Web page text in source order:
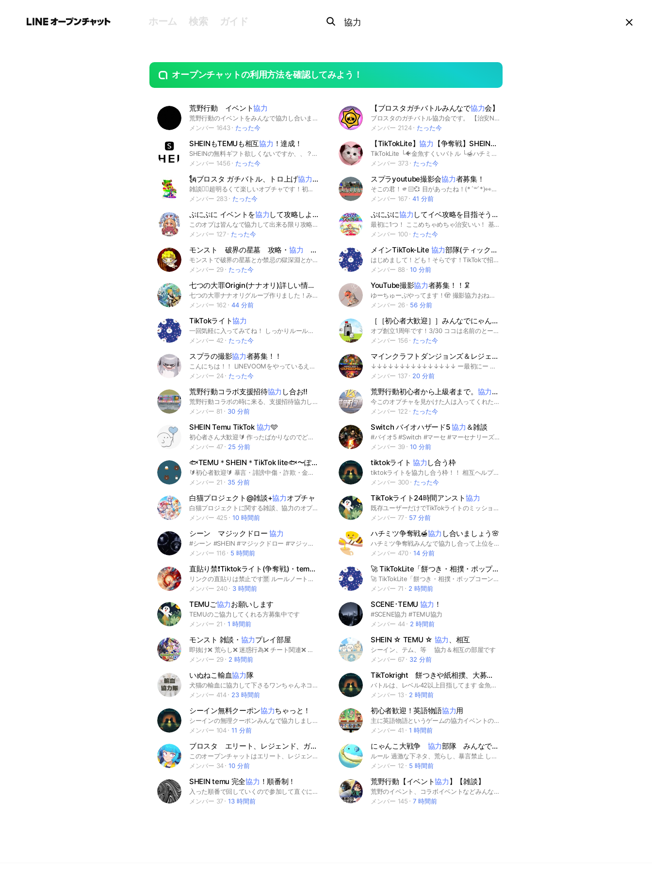
ホーム 検索 ガイド
OpenChats
or
search
area
オープンチャットの利用方法を確認してみよう！
荒野行動 イベント協力
荒野行動のイベントをみんなで協力し合いましょう。 暴言や連投などの迷惑行為はお控えください。
メンバー 1643
たった今
【ブロスタガチバトルみんなで協力会】
ブロスタのガチバトル協力会です。 【治安No.1】マスター100名ほどいますのでキャリーして欲しい方はこちらのオープンチャットへ‼️ 2024年3月設立 2024年11月200人突破 2025年2月400人突破 2025年6月24日500人突破 2025年7月10日700人突破 2025年8月23日800人突破 2025年9月10日900人突破 2025年10月13日1000人突破 2026年3月10日1600人突破
メンバー 2124
たった今
SHEINもTEMUも相互協力 ！達成！
SHEINの無料ギフト欲しくないですか、、？？？ でも共有出来る友達がいない、、 あと少しなのにいつも達成できない、、 その悩み、このオプに入って解決しましょ！！ 皆さんが気持ちよく無料ギフトを貰うために協力してください🙌🏻 ̖́-‬
メンバー 1456
たった今
【TikTokLite】協力 【争奪戦】SHEIN・TEMU
TikTokLite └🐠金魚すくいバトル └🍯ハチミツ争奪戦 他、協力取引オプです。 #tiktoklite #TikTokLite #ティックトックライト #金魚すくいバトル #金魚 #金魚すくい #ハチミツ争奪戦 #ハチミツ #争奪戦 #スターポット #クッキー #SHIEN #TEMU #シーン #テム #ポイ活 #ぽい活 #相互 #協力 #取引 #相互協力 #協力者募集 #募集 #paypay #PayPay #ペイペイ
メンバー 373
たった今
🗽ブロスタ ガチバトル、トロ上げ協力🗽
雑談🙆‍♂️超明るくて楽しいオプチャです！初心者さん🔰〜上級者さん🤫誰でも歓迎🔥500人目標🥳🥳🥳 トプラン、マスターなどさまざまな人がいます！🥸🤩🥳トロ上げガチバ協力してガチっていきましょう！🙌🙌 マジでみんな優しいので立ち寄ってみて！ 副官は管理人と副管理人で審査して募集します！ 入ってきたら挨拶してね〜！暖かいお出迎えが待っております🤩 ブロスタのことでもオプのことでもわからないことがあればどんどん質問してください！ 350人目標です！人数増えるごとに副官増やしてます！信頼してる人とか条件はあるけどとにかくenjoy！！ #ブロスタ #トロ上げ #ガチバトル #盾作り #即抜け🙅‍♀️ #雑談 #初心者 #オプイベント #クラブ #固定 #ライト #400人目標 #トップランカー #トロ #協力 #フレンド #フレバト #レジェ帯 #マスター帯#治安最高 #優しい #ライブトーク
メンバー 283
たった今
スプラyoutube撮影会協力者募集！
そこの君！🫵🏻💞 目があったね！(*´꒳`*)👀💗 見つけてくれありがとう！🫶🏻 __________________________ 改めまして、こんちゃ！！ 管理者のゆぁです！！(≧∀≦)😖💞 このオプチャではyoutube、LINEVOOMの撮影に協力してほしくて オプチャを作ったよぉぉ！(´･ω･`)💞 もちろん、撮影以外でもワイワイ盛り上がってます！！ 盛り上がりすぎて逆にやばい🙄👊🏻 ルールはオプの大事なノートを見てくださいっ！てか、絶対ね？🫵🏻💞 チーム募集もしてるので、 興味がある人は入って来てねっ😉💗 可愛い子や面白い子など、 個性豊かなのでめちゃくちゃ賑やかだよぅ💘😖 ほぼ、昼も夜もこのオプ、 めっちゃ話してるからつーち溜まり具合 やばいかもっ🙄 １００件はよゅーで超える！😆💞 つーちたまって親バレしそうって子は、 つーちオフに入るのがおすすめっだゾッ！😝✌🏻💗 注意⚠️！ ＊初期アイコンは荒らしなど、注意人物と見ます！ ここまで見てくれたの！？ ありがとすぎる😖💞 ２０２５-１１/８ 創立 ２０２５-１１/３０ 10人達成！！ ２０２５-１２/２６ 20人達成！！ ２０２６-１/２４ 30人達成！！ ２０２６-２/５ 40人達成！！ ２０２６-２/１８ 50人達成！！ ２０２６-３/１６ 60人達成！！ ２０２６-３/２５ 70人達成！！ ２０２６-４/２ 80人達成！！ ２０２６-４/４ 90人達成！！ ２０２６-４/１４ 100人達成！！ ２０２６-５/７ 110人達成！！ ２０２６-７/１２ 120人達成！！ ２０２６-７/２１ 130人達成！！ ２０２６-７/２４ 140人達成！！ ２０２６-７/２９ 150人達成！！ ２０２６-８/３ 160人達成！！ ２０２６-８/６ 170人達成！！ ______________________________ #スプラ #スプラ3 #スプラトゥーン #バグ #ラグ #バグラグ #雰囲気 #撮影 #撮影会 #いつメン #チーム #タイマン #コラボ #コラさつ #写真撮影 #写真 #youtube #LINEVOOM #撮影協力者募集 #絡み募集
メンバー 167
41 分前
ぷにぷに イベントを協力 して攻略しよう！(助け合い場所)
このオプは皆んなで協力して出来る限り攻略して行こうっていう感じのオプだよ。 即乞食禁止です。 お助けなどは基本的に予約制で、お助けしてないのにお助けを求めるのはやめましょう 基本的にはルール守っていただければ自由です。 皆んなで楽しくやっていきましょう！ 初心者歓迎🔰ルールはノートにあります #ぷにぷに#雑談#おはごる#お助け#妖怪ウォッチぷにぷに#コラボ#お助け#金銭関係
メンバー 127
たった今
ぷにぷに協力 してイベ攻略を目指そう！お助け、雑談
最初に1つ！ ここめちゃめちゃ治安いい！ 基本的にはぷにぷにのお助けや雑談、日常的な会話などをするオプです。 入ったらすぐ大事なノートを見てください。お助けしてもらいたい人はお助けしてからして欲しいのと入って1日目は控えて欲しいです。 Lv4までは乞食してもいいですが、Lv5以上は予約などが必要です。 チーター❌荒らし❌代行❌ チート使用者や代行利用者は入ってもすぐばれるのでこないことをおすすめします。来たら蹴ります。 みんなが気持ちよく過ごせるオプにする為にご協力よろしくお願いします。
メンバー 100
たった今
モンスト 破界の星墓 攻略・ 協力
モンストで破界の星墓とか禁忌の獄深淵とか！マルチで協力プレイしよう！ ラキリザの奢りあるかも！？ ⚠️このオプにはポメラニアンが沢山湧きます #モンスト #禁忌の獄 #破界の星墓 #天魔の弧城 #黎絶 #マルチプレイ
メンバー 29
たった今
メインTikTok-Lite 協力部隊(ティックトック-ライト)
はじめまして！ども！そらです！TikTokで招待イベｵｱイベントやりたくないですか？ ううん、TikTokライトで、ご飯を食べたい！できます！ TikTok入れてない人大歓迎★入れてる人も協力部隊に入りましょう(？) そこの君！お願い入って(´；ω；｀) #TikTok #ティックトック
メンバー 88
10 分前
七つの大罪Origin(ナナオリ)詳しい情報〜マルチバトル 協力
七つの大罪ナナオリグループ作りました！みんなと仲良くして協力して楽しくやって行きましょう♪ 詳しい情報早く〜完全攻略共有 わいわい協力しながら🤝探索やマルチバトル❗️ 初心者🔰〜上手い人まで募集中！ フレンド募集中‼️ #七つの大罪 #Origin #ナナオリ#七つの大罪Origin #ナナツノタイザイ#ゲーム#七つの大罪好きと繋がりたい #アニメ#雑談
メンバー 162
44 分前
YouTube撮影協力者募集！！🦑
ゆーちゅーぶやってます！🫣‪ 撮影協力おねがいしますっっ えんじょい系撮りたいです！！ 🌀行為👇🏻 ・すたれん ・しもねた ・人が気づつく様な事を言う人 ・せんでん目的 ・そくぬけ ・無言抜け 〰️〰️〰️〰️〰️〰️〰️〰️〰️〰️〰️〰️〰️〰️ こーゆーことをしなけりゃ大体〇です 最後までみてくれてありがとう！！ 入ってくれるとうれしいです🫵🏻 〰️〰️〰️〰️〰️〰️〰️〰️〰️〰️〰️〰️ 『自己紹介』 名前 まょ（偽名） 学年 中1 趣味 すぷら 得意武器 ちゃー系 住み 東京 Tag🏷𓈒𓏸︎ #YouTube #まょYouTube #まょ民 #らいんぶーむ #すぷら #すぷらとぅーん #まいんくらふと #あつもり
メンバー 26
56 分前
TikTokライト協力
一回気軽に入ってみてね！ しっかりルール守れる人のみ みんなで協力して頑張ろう！
メンバー 42
たった今
［［初心者大歓迎］］みんなでにゃんこ
オプ創立1周年です！3/30 ココは名前のとーり「にゃんこ大戦争」の攻略やステージクリアなどなど協力し合うオプです！ ネコでも初心者でもだれでも大歓迎！ 初対面でもタメ口でいいのでなんでも聞いてください！ ガチャの神引き報告など待ってます！ #にゃんこ #にゃんこ大戦争
メンバー 156
たった今
スプラの撮影協力者募集！！
こんにちは！！ LINEVOOMをやっているえむです！ ここではオプに入ってくれたみんなに 撮影協力してもらいます!! たまにはみんなで遊んだり それで 撮った写真を編集して （テンプレですけどね💦） LINEVOOMに投稿します！ 流れはわかったかな？ こんな感じでやっていくので よろしくね!! 即抜けしたら許さない🫵🏻😤 抜けるときは撮影してから‼️ ここまで見てくれたら入ってくれるよね!! #スプラ #すぷら #すぷら写真 #撮影 #ひれお #スプラ写真
メンバー 24
たった今
マインクラフトダンジョンズ＆レジェンズ
↓↓↓↓↓↓↓↓↓↓↓↓↓↓↓ ー最初にー ここを開いていただきありがとうございます🙏🏻‪‪ ̖́- ここはマインクラフトダンジョンズの協力＆雑談をメインとする、愉快なマイダンプレイヤー達が集うオープンチャットです！別ゲーの話題もできるサブトークルームも用意してあるので是非！ ーオプ初心者も是非！ー オープンチャット自体が初めての方も是非ご参加ください～ ノートの閲覧＆投稿方法、サブトークルームへの移行方法、その他諸々遠慮せず聞いてくださいね！ 悪口・暴言でなければタメ口でも全然OKです！ ーQ＆Aー ここにはマイダン初心者～上級者まで幅広い層のプレイヤーが集まっています！ 初心者さん [マイダン始めたてだから、装備も弱いし足でまといにならないかな...マルチプレイのやり方もわからないし...] 大丈夫です！攻略の仕方は上級者の方が説明してくれたり、お手伝いしてもらうことも可能です！みんなで楽しめるプレイングがオープンチャットの良いところです！マルチプレイ方法は大事なノートに記載してあるので、参加したら是非ご覧ください！ 上級者さん [強い装備も手に入れたし、することないな...マルチプレイも飽きてきたし、今更入るってのも...] 大丈夫です！このオプには同じような上級者が沢山いるので、日々新しいビルドを考察したり、初心者向けに攻略チャートの組み立て、エンチャントのオススメをしています！また、高難易度チャレンジの縛りプレイも良いかもしれませんね～参加して、是非募集をかけて挑んでみてください！ また、ここではマインクラフト、マインクラフトレジェンズ、スプラトゥーン3などの雑談＆募集もサブトークルームでしています！その募集参加目当てでも是非！ ーこのオプの特徴ー ここではBot君に自分のマイクロソフトID(ゲーマータグ)を随時出させることができます！詳しいことは大事なノートからご確認ください～ 詳しいルールなども書いてます！ #マインクラフトダンジョンズ #マイダン #マイクラ #マインクラフトレジェンズ #マイレジェ #スプラトゥーン3
メンバー 137
20 分前
荒野行動コラボ支援招待協力 し合お‼️
荒野行動コラボの時に来る、支援招待協力し合ってアイテム手に入れれる用に協力し合うオープンチャットです
メンバー 81
30 分前
荒野行動初心者から上級者まで。 協力してプレイしよう
今このオプチャを見かけた人は入ってくれたら嬉しいな 入ってすぐにイベントなどの招待するのは❌ 3日くらい経ってからにしてね。 それができないならこのオプチャに入ってもらわなくて結構だしすぐ招待したら抜けさせるよ ここは荒野行動を男女仲良く、初心者から上級者まで楽しむためにつくったオプチャだよ 暴言、荒らし、悪口、さらし、即抜け、アカウント売買、貸し借りなどの迷惑行為はやめてね。 みんなで仲良く荒野行動 Let's play #荒野行動 #スマホ版#Switch版 #仲良く #ゲーム #男子#女子#男女 #初心者#中級者#上級者 #プレイ #協力 #協力プレイ #雑談 #即入りイベント招待なし
メンバー 122
たった今
SHEIN Temu TikTok 協力🩵
初心者さん大歓迎🔰 作ったばかりなのでどんどん 参加してください🩵 みなさんで協力し合いましょう🫶 #相互 #Temu #SHEIN #TikTok
メンバー 47
25 分前
Switch バイオハザード5協力 ＆雑談
#バイオ5 #Switch #マーセ #マーセナリーズ バイオ5が好きな人が集まるところです。 気軽にみんなでやりましょう🎵 #バイオハザード #biohazard #BIOHAZARD #スイッチ #OC #協力 #ゲーム #プレイステーション4 #プレイステーション5 #PS4 #PS5
メンバー 39
10 分前
🐟TEMU＊SHEIN＊TikTok lite🐟〜ぽんこん相互 協力 の部屋〜
🔰初心者歓迎🔰 暴言・誹謗中傷・詐欺・金銭取引は❌ ルールを守って楽しくポイ活しましょう🎵 #TEMU #SHEIN #TikTok lite #ポイ活 #相互協力 #招待 #ぼんこん
メンバー 21
35 分前
tiktokライト 協力 し合う枠
tiktokライトを協力し合う枠！！ 相互ヘルプ専用のグループです🫶 ✨新規、既存の方大歓迎です！✨ 新規の方！ わからないこと全て 丁寧に応えますので安心して入ってね😆 既存OKのキャンペーン をみんなで達成しましょう！ よろしくね！👍 #相互 #招待コード #ポイ活 #ティックトック#TikTok #TikTokLite
メンバー 300
たった今
白猫プロジェクト@雑談+協力オプチャ
白猫プロジェクトに関する雑談、協力のオプチャですん 最初に大事なノートのルールやアナウンスなどをご確認ください！ 現イベントキャラの覚醒絵はアイコンに使用しないようお願いします！ ルールとマナーを守って楽しいオプチャライフを！
メンバー 425
10 時間前
TikTokライト24時間アンスト協力
既存ユーザーだけでTikTokライトのミッションをクリアさせるオプチャです！みんなで協力しあいましょう！
メンバー 77
57 分前
シーン マジックドロー協力
#シーン #SHEIN #マジックドロー #マジックドロー協力
メンバー 116
5 時間前
ハチミツ争奪戦🍯協力 し合いましょう🌸
ハチミツ争奪戦みんなで協力し合って上位を目指しましょう😊🌸 連投は禁止🍀 お一人1日1回のみURL貼り付け可能♪ #ハチミツ争奪戦 #TikTok #協力し合い #ゲーム #アプリ #ランキング
メンバー 470
14 分前
直貼り禁❗️Tiktokライト(争奪戦)・temu・SHEIN ・紹介 協力オプ✨
リンクの直貼りは禁止です🈲 ルールノートは必ず確認してください❗️ TikTok Liteやテム、シーインなどを既存ユーザーで協力するオプチャです！ 雑談もOKなので、楽しみながらお得しましょう♪ #協力 #TikTokライト #お得 #temu #テム#shein #シーイン #金魚 #争奪戦#イベント#ポイ活
メンバー 240
3 時間前
🚀 TikTokLite「餅つき・相撲・ポップコーン大作戦」
🚀 TikTokLite「餅つき・相撲・ポップコーン大作戦」協力メンバー募集！ 参加後に大事なノートを必ず読んでください。 🔥 一緒に36レベル以上を目指せる、 やる気ある仲間を募集中！ 💥【参加条件】 ≪大前提≫ 貢献する気のない人は入らないでください。 その他条件クリアできる人のみ参加お願いします。 状況次第で強制退会の可能性があります。 ≪その他条件≫
メンバー 71
2 時間前
TEMUご協力お願いします
TEMUのご協力してくれる方募集中です
メンバー 21
1 時間前
SCENE･TEMU 協力 ！
#SCENE協力 #TEMU協力
メンバー 44
2 時間前
モンスト 雑談・ 協力プレイ部屋
即抜け❌ 荒らし❌ 迷惑行為❌ チート関連❌ リーク情報公開❌ 上記のルールを守れる方のみ、参加をお願いします。 これからオプチャに入るそこの貴方！初めまして！ このオプの管理者のたっくんです！ 入ったらまず、挨拶をお願いします！ 挨拶後は、画面右上の三マークからノートを開いて大事なノートをご確認ください。 大事なノートを読み終えたら時間がある時で構いませんので自己紹介ノートを書いてください！エンジョイ勢〜ガチ勢の方もいますのでどんどん入ってください！基本、上記のルールを守れる範囲なら何をしても構いませんのでこれからよろしくお願いします！ モンスト以外の話題○ 攻略動画の貼り付け○ #モンスト #協力プレイ #七つの大罪 #ドラえもん #物語シリーズ #リゼロ #妖怪ウォッチ #進撃の巨人 #鬼滅の刃 #呪術廻戦 #まどかマギカ #ワンピース #転スラ #東京リベンジャーズ #ポケモン #陰の実力者になりたくて #僕のヒーローアカデミア #スパイファミリー#葬送のフリーレン #ソードアートオンライン #五等分の花嫁 #夜桜さん家の大作戦 #初心者歓迎
メンバー 29
2 時間前
SHEIN ☆ TEMU ☆ 協力 、相互
シーイン、テム、等 協力＆相互の部屋です
メンバー 67
32 分前
いぬねこ輸血協力隊
犬猫の輸血に協力して下さるワンちゃんネコちゃんと、輸血が必要なワンちゃんネコちゃんを繋ぐグループです。供血して下さる動物さんの条件は以下の通りです。6歳以下の健康でフレンドリーな子、感染症の予防をしている子、妊娠歴のない子、輸血歴のない子、猫さんは完全室内飼い。 チャットの使い方は、ノートをご確認ください。
メンバー 414
23 時間前
TikTokright 餅つきや紙相撲、大募集、各種イベントで
バトルは、レベル42以上目指してます 金魚やスターやクッキーなど、協力しあえるチャットです
メンバー 13
2 時間前
シーイン無料クーポン協力ちゃっと！
シーインの無理クーポンみんなで協力しましょう！！
メンバー 104
11 分前
初心者歓迎！英語物語協力用
主に英語物語というゲームの協力イベントの手伝い合い。 このイベントキャラ完凸したいとか、これを教えてほしいとか、ざつだんしたいとかとりあえず適当に入ってきてやー。 #英語物語
メンバー 41
1 時間前
ブロスタ エリート、レジェンド、ガチバトル 協力
このオープンチャットはエリート、レジェンド、の人同士で協力するオープンチャットです。トロ上げやフレンドバトルも行ってます！
メンバー 34
10 分前
にゃんこ大戦争 協力部隊 みんなでがんばろー💪
ルール 過激な下ネタ、荒らし、暴言禁止 したら退会させます 他にはそんなルールないです みんなで協力しましょう！
メンバー 12
5 時間前
SHEIN temu 完全協力 ！順番制！
入った順番で回していくので参加して直ぐにリンクは貼らないでください！ 他のオプチャの宣伝❌ SHEINのイベント、temu、(TikTokLight) #SHEIN #temu #マジックドロー #TikTok #SHEIN協力
メンバー 37
13 時間前
荒野行動【イベント協力 】【雑談】
荒野のイベント、コラボイベントなどみんなで協力しあおうね。 少しでも怪しいことをしている人がいたら即強制退会❗ 詳しくはオプに入って大事なノートで確認よろしくー！ #荒野行動#荒野イベント#支援
メンバー 145
7 時間前